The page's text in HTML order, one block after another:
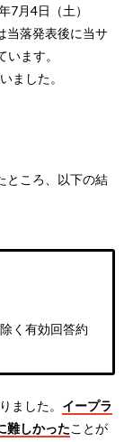
7月4日（土）
当落発表後に当サ
ます。
ました。
ところ、以下の結
く有効回答約
ました。 イープラ
難しかったことが